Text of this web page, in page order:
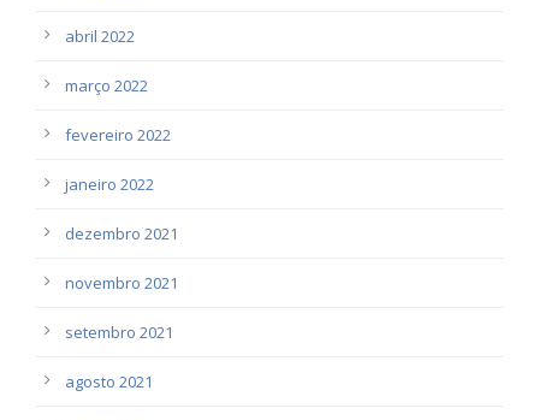
abril 2022
março 2022
fevereiro 2022
janeiro 2022
dezembro 2021
novembro 2021
setembro 2021
agosto 2021